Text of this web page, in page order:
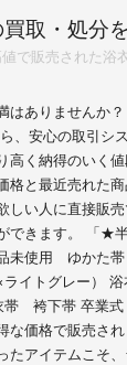
取・処分
で販売された浴
はありませんか？
、安心の取引シ
高く納得のいく値
格と最近売れた商
しい人に直接販
ができます。
未使用 ゆかた
イトグレー）
帯 袴下帯 卒業
な価格で販売さ
たアイテムこそ